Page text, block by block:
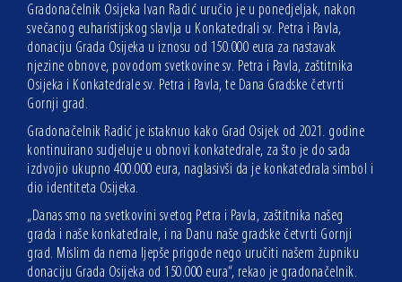
Gradonačelnik Osijeka Ivan Radić uručio je u ponedjeljak, nakon
svečanog euharistijskog slavlja u Konkatedrali sv. Petra i Pavla,
donaciju Grada Osijeka u iznosu od 150.000 eura za nastavak
njezine obnove, povodom svetkovine sv. Petra i Pavla, zaštitnika
Osijeka i Konkatedrale sv. Petra i Pavla, te Dana Gradske četvrti
Gornji grad.
Gradonačelnik Radić je istaknuo kako Grad Osijek od 2021. godine
kontinuirano sudjeluje u obnovi konkatedrale, za što je do sada
izdvojio ukupno 400.000 eura, naglasivši da je konkatedrala simbol i
dio identiteta Osijeka.
„Danas smo na svetkovini svetog Petra i Pavla, zaštitnika našeg
grada i naše konkatedrale, i na Danu naše gradske četvrti Gornji
grad. Mislim da nema ljepše prigode nego uručiti našem župniku
donaciju Grada Osijeka od 150.000 eura“, rekao je gradonačelnik.